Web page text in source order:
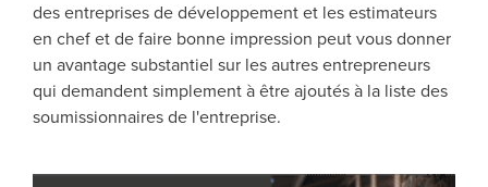
des entreprises de développement et les estimateurs
en chef et de faire bonne impression peut vous donner
un avantage substantiel sur les autres entrepreneurs
qui demandent simplement à être ajoutés à la liste des
soumissionnaires de l'entreprise.